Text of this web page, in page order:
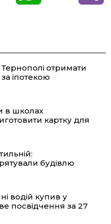
t
A
p
отримати
іпотекою
в школах
картку для
будівлю
водій купив у
посвідчення за 27